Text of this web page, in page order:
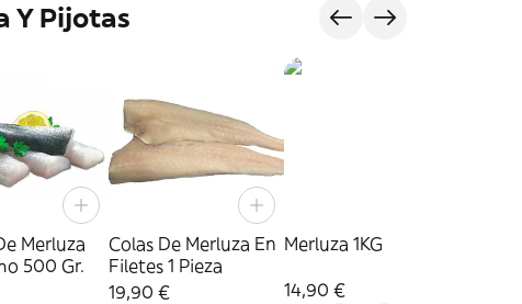
Y Pijotas
Merluza
500 Gr.
Colas De Merluza En
Filetes 1 Pieza
19,90 €
Merluza 1KG
14,90 €